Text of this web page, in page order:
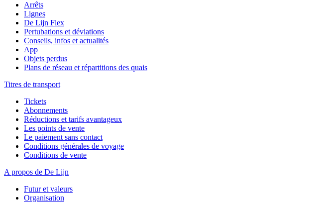
Arrêts
Lignes
De Lijn Flex
Pertubations et déviations
Conseils, infos et actualités
App
Objets perdus
Plans de réseau et répartitions des quais
Titres de transport
Tickets
Abonnements
Réductions et tarifs avantageux
Les points de vente
Le paiement sans contact
Conditions générales de voyage
Conditions de vente
A propos de De Lijn
Futur et valeurs
Organisation